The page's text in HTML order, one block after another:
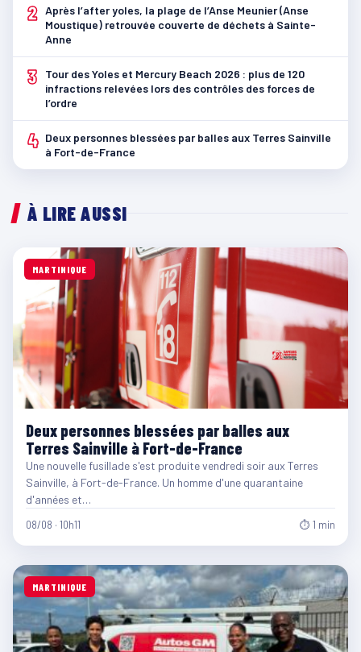
2 Après l’after yoles, la plage de l’Anse Meunier (Anse
Moustique) retrouvée couverte de déchets à Sainte-
Anne
3
Tour des Yoles et Mercury Beach 2026 : plus de 120
infractions relevées lors des contrôles des forces de
l’ordre
4 Deux personnes blessées par balles aux Terres Sainville
à Fort-de-France
À LIRE AUSSI
MARTINIQUE
Deux personnes blessées par balles aux
Terres Sainville à Fort-de-France
Une nouvelle fusillade s'est produite vendredi soir aux Terres
Sainville, à Fort-de-France. Un homme d'une quarantaine
d'années et…
08/08 · 10h11 ⏱ 1 min
MARTINIQUE